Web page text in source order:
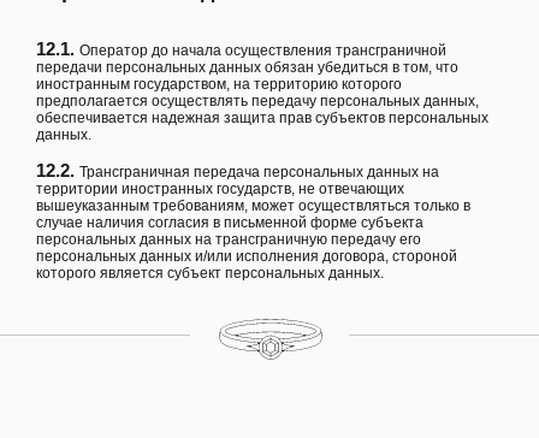
12.1. Оператор до начала осуществления трансграничной
передачи персональных данных обязан убедиться в том, что
иностранным государством, на территорию которого
предполагается осуществлять передачу персональных данных,
обеспечивается надежная защита прав субъектов персональных
данных.
12.2. Трансграничная передача персональных данных на
территории иностранных государств, не отвечающих
вышеуказанным требованиям, может осуществляться только в
случае наличия согласия в письменной форме субъекта
персональных данных на трансграничную передачу его
персональных данных и/или исполнения договора, стороной
которого является субъект персональных данных.